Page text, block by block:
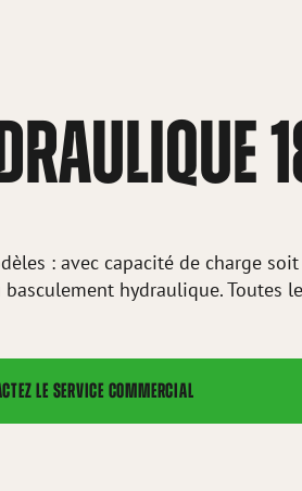
: avec capacité de charge
hydraulique. Toutes
LE SERVICE COMMERCIAL